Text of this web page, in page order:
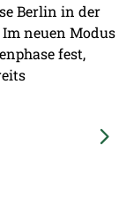
Berlin in der
neuen Modus
fest,